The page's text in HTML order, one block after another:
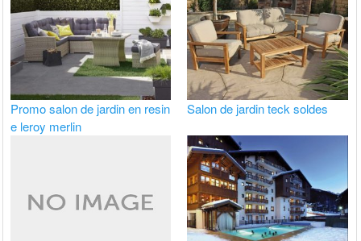
Promo salon de jardin en resin
e leroy merlin
Salon de jardin teck soldes